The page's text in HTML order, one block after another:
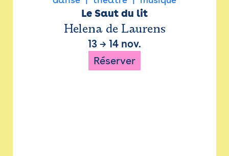
Le Saut du lit
Helena de Laurens
13 → 14 nov.
Réserver